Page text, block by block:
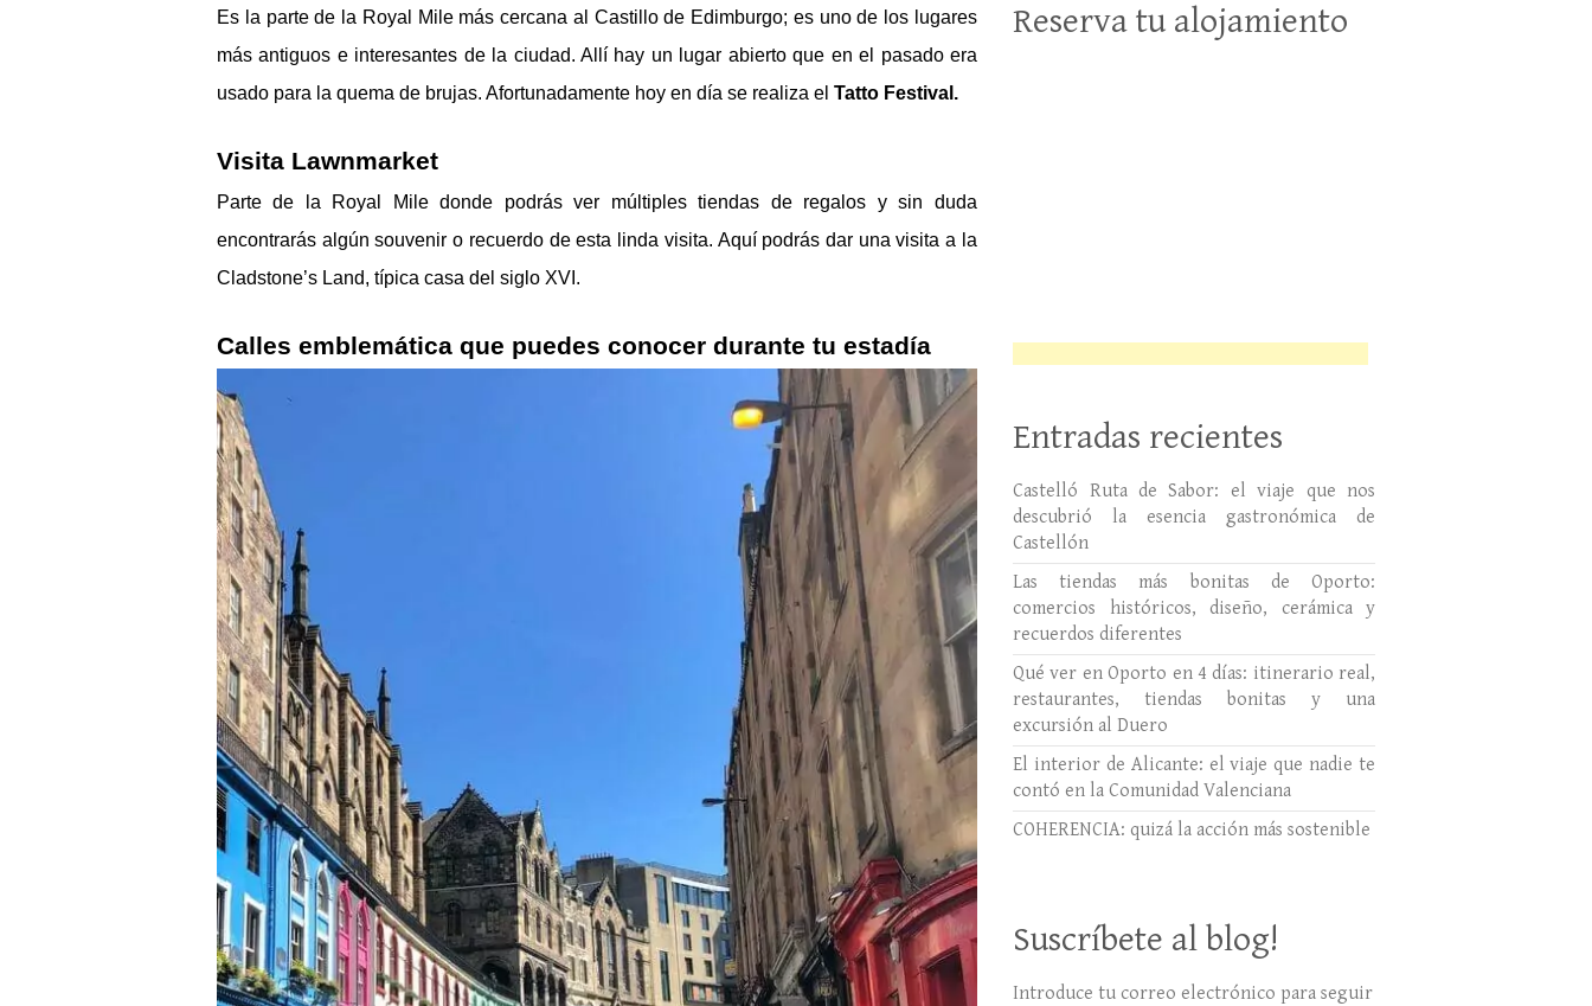
Es la parte de la Royal Mile más cercana al Castillo de Edimburgo; es uno de los lugares
más antiguos e interesantes de la ciudad. Allí hay un lugar abierto que en el pasado era
usado para la quema de brujas. Afortunadamente hoy en día se realiza el Tatto Festival.
Visita Lawnmarket
Parte de la Royal Mile donde podrás ver múltiples tiendas de regalos y sin duda
encontrarás algún souvenir o recuerdo de esta linda visita. Aquí podrás dar una visita a la
Cladstone’s Land, típica casa del siglo XVI.
Calles emblemática que puedes conocer durante tu estadía
Reserva tu alojamiento
Entradas recientes
Castelló Ruta de Sabor: el viaje que nos
descubrió la esencia gastronómica de
Castellón
Las tiendas más bonitas de Oporto:
comercios históricos, diseño, cerámica y
recuerdos diferentes
Qué ver en Oporto en 4 días: itinerario real,
restaurantes, tiendas bonitas y una
excursión al Duero
El interior de Alicante: el viaje que nadie te
contó en la Comunidad Valenciana
COHERENCIA: quizá la acción más sostenible
Suscríbete al blog!
Introduce tu correo electrónico para seguir